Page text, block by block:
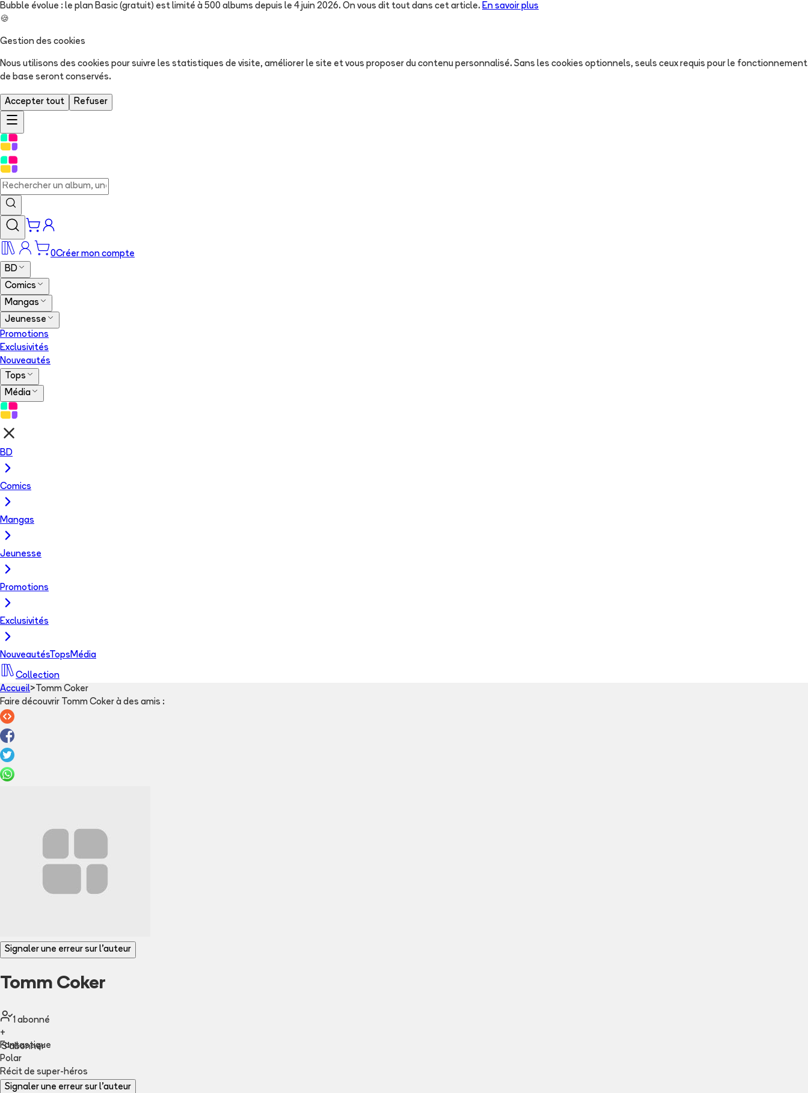
Bubble évolue : le plan Basic (gratuit) est limité à 500 albums depuis le 4 juin 2026. On vous dit tout dans cet article. En savoir plus
🍪
Gestion des cookies
Nous utilisons des cookies pour suivre les statistiques de visite, améliorer le site et vous proposer du contenu personnalisé. Sans les cookies optionnels, seuls ceux requis pour le fonctionnement
de base seront conservés.
Accepter tout Refuser
0Créer mon compte
BD
Comics
Mangas
Jeunesse
Promotions
Exclusivités
Nouveautés
Tops
Média
BD
Comics
Mangas
Jeunesse
Promotions
Exclusivités
NouveautésTops Média
Collection
Accueil> Tomm Coker
Faire découvrir Tomm Coker à des amis :
Signaler une erreur sur l'auteur
Tomm Coker
1 abonné
+
S'abonner
Fantastique
Polar
Récit de super-héros
Signaler une erreur sur l'auteur